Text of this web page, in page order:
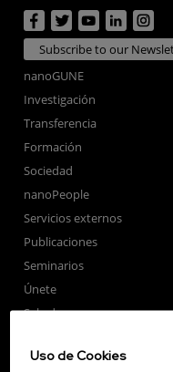
Subscribe to our
nanoGUNE
Investigación
Transferencia
Formación
Sociedad
nanoPeople
Servicios externos
Publicaciones
Seminarios
Únete
Sala de prensa
Corporate Compliance
Uso de Cookies